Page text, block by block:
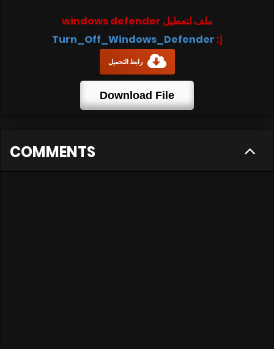
ملف لتعطيل windows defender
إ: Turn_Off_Windows_Defender
رابط التحميل
Download File
COMMENTS